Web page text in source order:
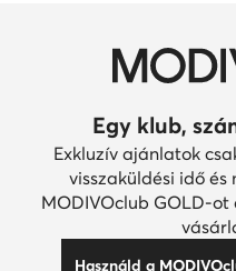
Egy klub,
Exkluzív ajánlatok
visszaküldési idő
MODIVOclub GOLD-ot
Használd a